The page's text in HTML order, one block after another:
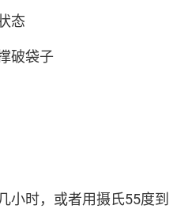
态
破袋子
小时，或者用摄氏55度到